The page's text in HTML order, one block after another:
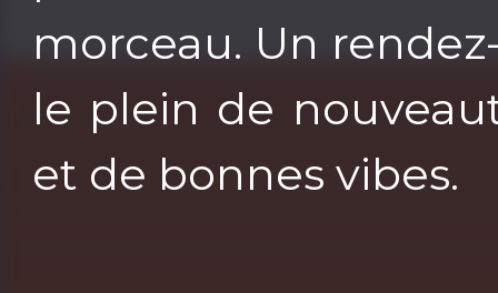
morceau. Un
le plein de
et de bonnes vibes.